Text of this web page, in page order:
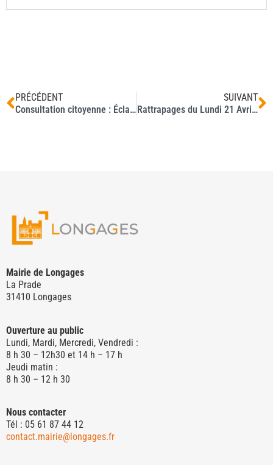
PRÉCÉDENT
Consultation citoyenne : Éclairage public
SUIVANT
Rattrapages du Lundi 21 Avril 2025
Mairie de Longages
La Prade
31410 Longages
Ouverture au public
Lundi, Mardi, Mercredi, Vendredi :
8 h 30 – 12h30 et 14 h – 17 h
Jeudi matin :
8 h 30 – 12 h 30
Nous contacter
Tél : 05 61 87 44 12
contact.mairie@longages.fr